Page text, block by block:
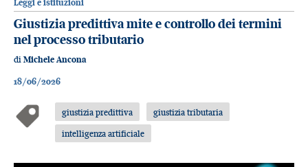
Leggi e istituzioni
Giustizia predittiva mite e controllo dei termini
nel processo tributario
di Michele Ancona
18/06/2026
giustizia predittiva
giustizia tributaria
intelligenza artificiale